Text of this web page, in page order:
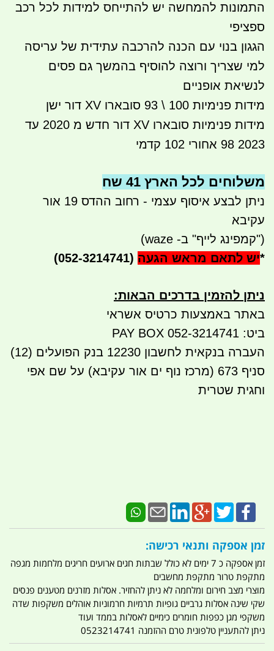
התמונות להמחשה יש להתייחס למידות לכל רכב
ספציפי
הגגון בנוי עם הכנה להרכבה עתידית של עריסה
למי שצריך ורוצה להוסיף בהמשך גם פסים
לנשיאת אופניים
מידות פנימיות 100 \ 93 סובארו XV דור ישן
מידות פנימיות סובארו XV דור חדש מ 2020 עד
2023 98 אחורי 102 קדמי
משלוחים לכל הארץ 41 שח
ניתן לבצע איסוף עצמי - רחוב ההדס 19 אור
עקיבא
("קמפינג לייף" ב- waze)
*יש לתאם מראש הגעה (052-3214741)
ניתן להזמין בדרכים הבאות:
באתר באמצעות כרטיס אשראי
ביט: 052-3214741 PAY BOX
העברה בנקאית לחשבון 12230 בנק הפועלים (12)
סניף 673 (מרכז נוף ים אור עקיבא) על שם אפי
וחגית שטרית
זמן אספקה ותנאי רכישה:
זמן אספקה כ 7 ימים לא כולל שבתות חגים ארועים חריגים מלחמות מגפה
מתקפת טרור מתקפת מחשבים
מוצרי מצב חירום ומלחמה לא ניתן להחזיר. אסלות מזרנים מטענים פנסים
שקי שינה אסלות גרביים גופיות תרמיות חרמוניות אוהלים משקפות שדה
משקפי מגן כפפות חומרים כימיים לאסלות בממד ועוד
ניתן להתעניין טלפונית טרם ההזמנה 0523214741